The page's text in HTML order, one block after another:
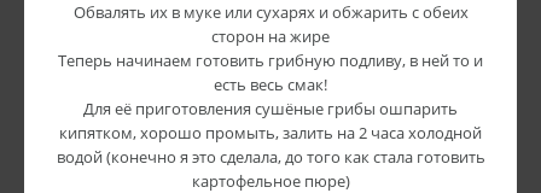
Обвалять их в муке или сухарях и обжарить с обеих
сторон на жире
Теперь начинаем готовить грибную подливу, в ней то и
есть весь смак!
Для её приготовления сушёные грибы ошпарить
кипятком, хорошо промыть, залить на 2 часа холодной
водой (конечно я это сделала, до того как стала готовить
картофельное пюре)